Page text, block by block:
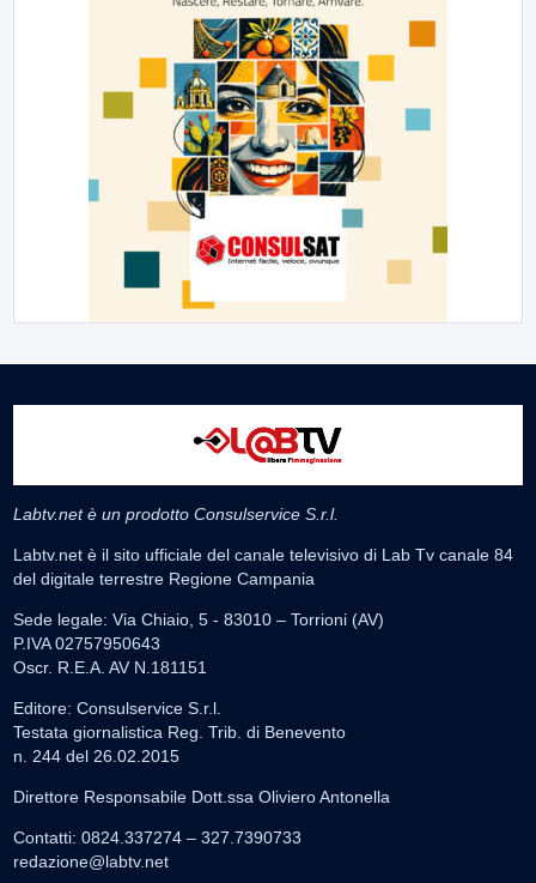
Labtv.net è un prodotto Consulservice S.r.l.
Labtv.net è il sito ufficiale del canale televisivo di Lab Tv canale 84
del digitale terrestre Regione Campania
Sede legale: Via Chiaio, 5 - 83010 – Torrioni (AV)
P.IVA 02757950643
Oscr. R.E.A. AV N.181151
Editore: Consulservice S.r.l.
Testata giornalistica Reg. Trib. di Benevento
n. 244 del 26.02.2015
Direttore Responsabile Dott.ssa Oliviero Antonella
Contatti: 0824.337274 – 327.7390733
redazione@labtv.net